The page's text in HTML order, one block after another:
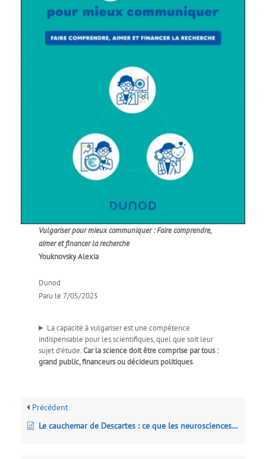
Vulgariser pour mieux communiquer : Faire comprendre,
aimer et financer la recherche
Youknovsky Alexia
Dunod
Paru le 7/05/2025
La capacité à vulgariser est une compétence
indispensable pour les scientifiques, quel que soit leur
sujet d’étude.Car la science doit être comprise par tous :
grand public, financeurs ou décideurs politiques.
Précédent
Le cauchemar de Descartes : ce que les neurosciences nous apprennent de la conscience